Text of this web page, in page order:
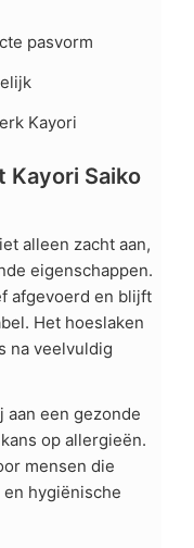
pasvorm
Kayori
Kayori Saiko
alleen zacht aan,
eigenschappen.
afgevoerd en blijft
Het hoeslaken
na veelvuldig
aan een gezonde
op allergieën.
mensen die
hygiënische